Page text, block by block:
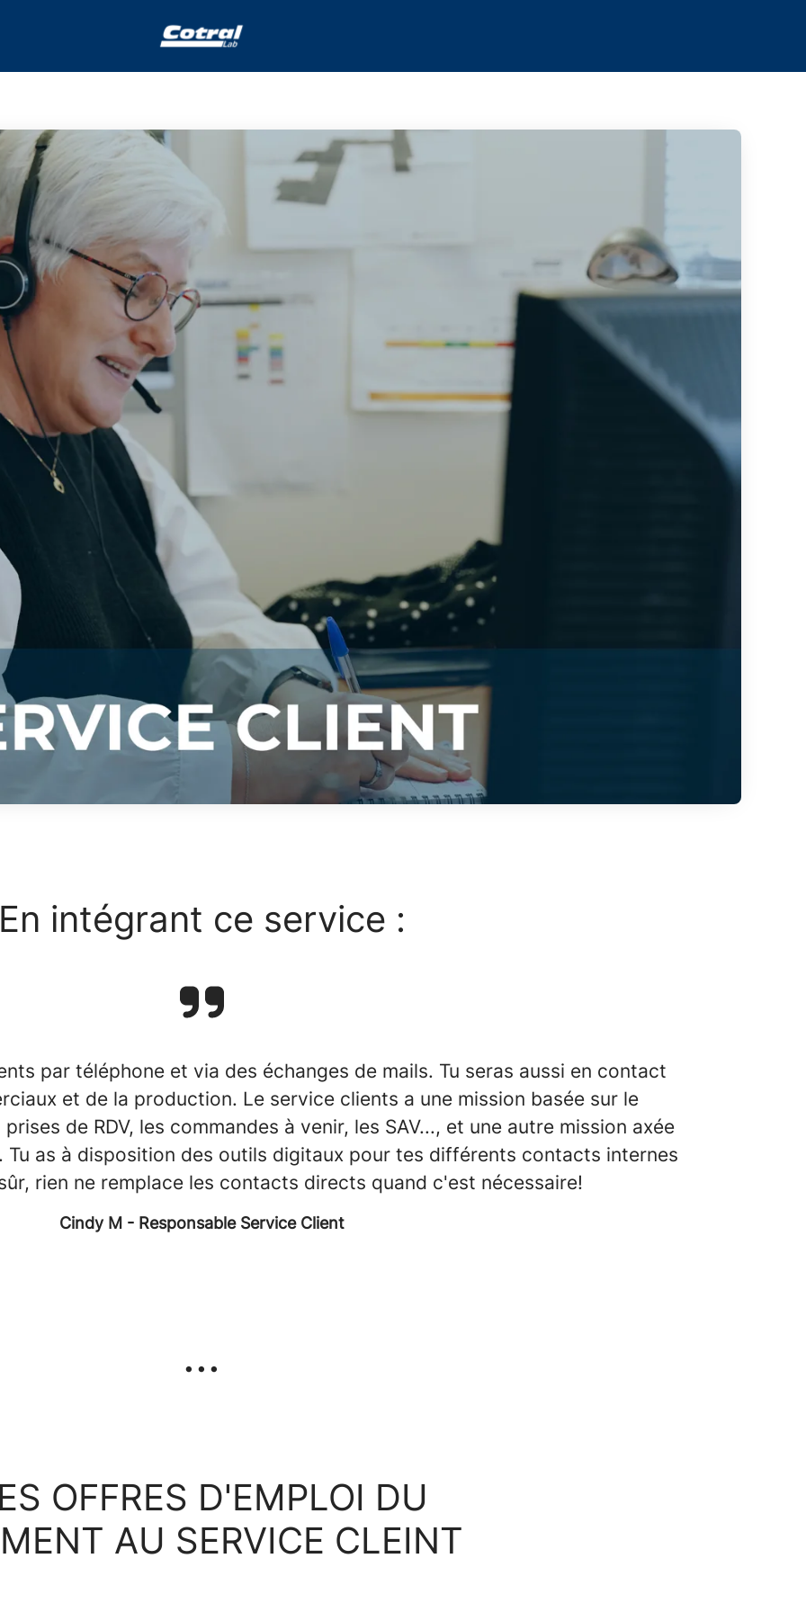
intégrant ce service :
par téléphone et via des échanges de mails. Tu seras aussi en contact
et de la production. Le service clients a une mission basée sur le
de RDV, les commandes à venir, les SAV..., et une autre mission axée
as à disposition des outils digitaux pour tes différents contacts internes
rien ne remplace les contacts directs quand c'est nécessaire!
Cindy M - Responsable Service Client
...
OFFRES D'EMPLOI DU
AU SERVICE CLEINT